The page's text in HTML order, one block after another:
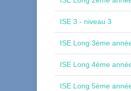
ISE 3 - niveau 3
ISE Long 3ème
ISE Long 4ème
ISE Long 5ème